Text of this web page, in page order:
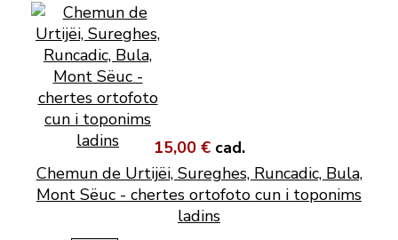
15,00 € cad.
Chemun de Urtijëi, Sureghes, Runcadic, Bula,
Mont Sëuc - chertes ortofoto cun i toponims
ladins